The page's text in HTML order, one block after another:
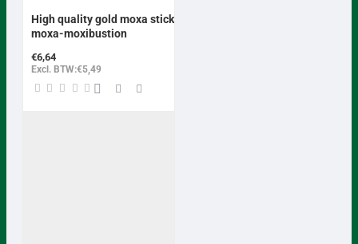
High quality gold moxa stick
moxa-moxibustion
€6,64
Excl. BTW:€5,49